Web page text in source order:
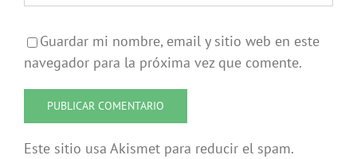
Guardar mi nombre, email y sitio web en este
navegador para la próxima vez que comente.
Este sitio usa Akismet para reducir el spam.